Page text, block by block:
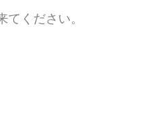
ください。